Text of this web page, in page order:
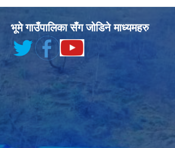
भूमे गाउँपालिका सँग जोडिने माध्यमहरु